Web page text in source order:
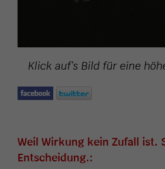
Klick auf’s Bild für eine
Weil Wirkung kein Zufall ist.
Entscheidung.: